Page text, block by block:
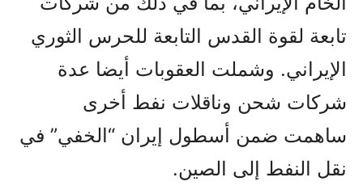
تابعة لقوة القدس التابعة للحرس الثوري
الإيراني. وشملت العقوبات أيضا عدة
شركات شحن وناقلات نفط أخرى
ساهمت ضمن أسطول إيران “الخفي” في
نقل النفط إلى الصين.